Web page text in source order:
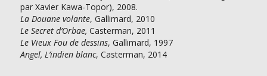
par Xavier Kawa-Topor), 2008.
La Douane volante, Gallimard, 2010
Le Secret d’Orbae, Casterman, 2011
Le Vieux Fou de dessins, Gallimard, 1997
Angel, L’indien blanc, Casterman, 2014